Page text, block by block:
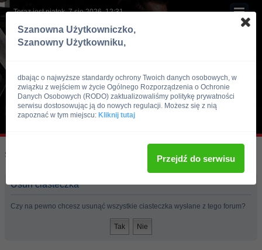
Teraz jest piątek, 7 sie 2026, 12:31
Skocz do:
Usuń ciasteczka
Czy na pewno chcesz usunąć wszystkie ciasteczka wysłane z tego forum?
Szanowna Użytkowniczko,
Szanowny Użytkowniku,
dbając o najwyższe standardy ochrony Twoich danych osobowych, w
związku z wejściem w życie Ogólnego Rozporządzenia o Ochronie
Danych Osobowych (RODO) zaktualizowaliśmy politykę prywatności
serwisu dostosowując ją do nowych regulacji. Możesz się z nią
zapoznać w tym miejscu: Kliknij tutaj
Przejdź do serwisu